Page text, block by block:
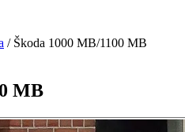
/ Škoda 1000 MB/1100 MB
MB